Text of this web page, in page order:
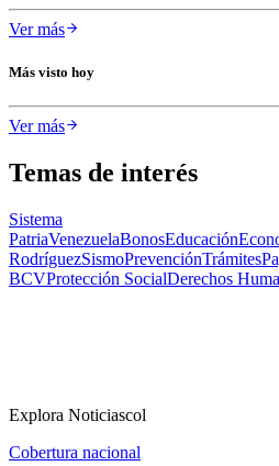
Ver más
Más visto hoy
Ver más
Temas de interés
Sistema
PatriaVenezuelaBonosEducación
RodríguezSismoPrevenciónTrámites
BCVProtección SocialDerechos
Explora Noticiascol
Cobertura nacional